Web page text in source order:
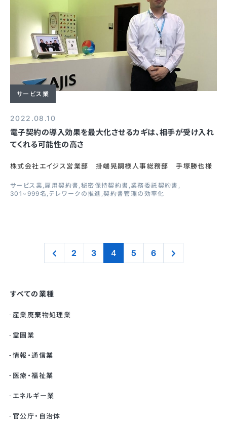
サービス業
2022.08.10
電子契約の導入効果を最大化させるカギは、相手が受け入れ
てくれる可能性の高さ
株式会社エイジス営業部 掛端晃嗣様人事総務部 手塚勝也様
サービス業 雇用契約書 秘密保持契約書 業務委託契約書
301~999名 テレワークの推進 契約書管理の効率化
2 3 4 5 6
すべての業種
産業廃棄物処理業
霊園業
情報・通信業
医療・福祉業
エネルギー業
官公庁・自治体